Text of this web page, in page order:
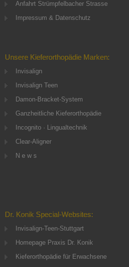
Anfahrt Strümpfelbacher Strasse
Impressum & Datenschutz
Unsere Kieferorthopädie Marken:
Invisalign
Invisalign Teen
Damon-Bracket-System
Ganzheitliche Kieferorthopädie
Incognito · Lingualtechnik
Clear-Aligner
N e w s
Dr. Konik Special-Websites:
Invisalign-Teen-Stuttgart
Homepage Praxis Dr. Konik
Kieferorthopädie für Erwachsene